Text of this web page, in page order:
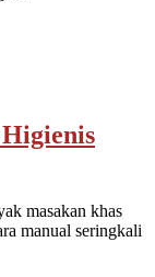
masakan khas
manual seringkali